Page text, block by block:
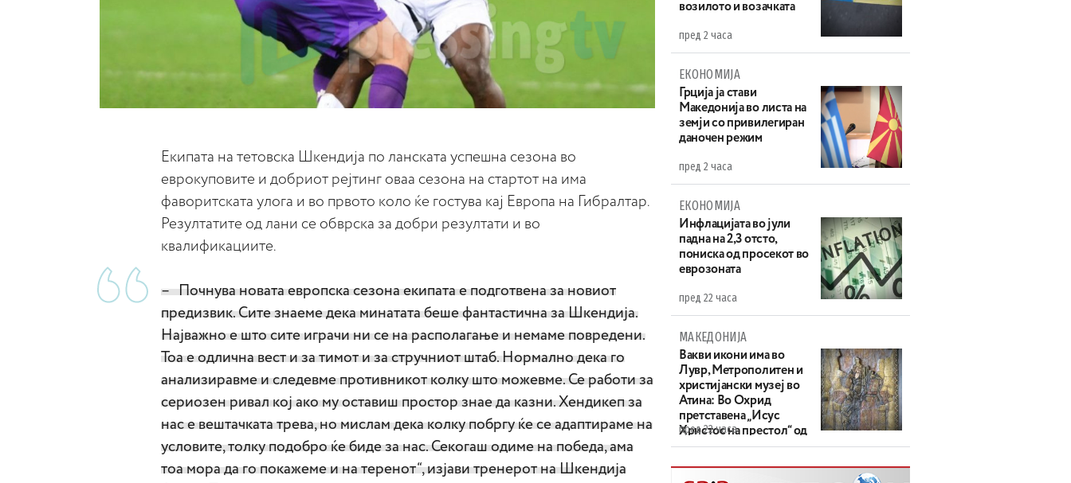
Екипата на тетовска Шкендија по ланската успешна сезона во
еврокуповите и добриот рејтинг оваа сезона на стартот на има
фаворитската улога и во првото коло ќе гостува кај Европа на Гибралтар.
Резултатите од лани се обврска за добри резултати и во
квалификациите.
– Почнува новата европска сезона екипата е подготвена за новиот
предизвик. Сите знаеме дека минатата беше фантастична за Шкендија.
Најважно е што сите играчи ни се на располагање и немаме повредени.
Тоа е одлична вест и за тимот и за стручниот штаб. Нормално дека го
анализиравме и следевме противникот колку што можевме. Се работи за
сериозен ривал кој ако му оставиш простор знае да казни. Хендикеп за
нас е вештачката трева, но мислам дека колку побргу ќе се адаптираме на
условите, толку подобро ќе биде за нас. Секогаш одиме на победа, ама
тоа мора да го покажеме и на теренот“, изјави тренерот на Шкендија
возилото и возачката
пред 2 часа
ЕКОНОМИЈА
Грција ја стави
Македонија во листа на
земји со привилегиран
даночен режим
пред 2 часа
ЕКОНОМИЈА
Инфлацијата во јули
падна на 2,3 отсто,
пониска од просекот во
еврозоната
пред 22 часа
МАКЕДОНИЈА
Вакви икони има во
Лувр, Метрополитен и
христијански музеј во
Атина: Во Охрид
претставена „Исус
Христос на престол“ од
XIV век
пред 22 часа